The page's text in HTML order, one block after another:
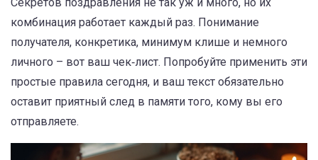
комбинация работает каждый раз. Понимание
получателя, конкретика, минимум клише и немного
личного – вот ваш чек‑лист. Попробуйте применить эти
простые правила сегодня, и ваш текст обязательно
оставит приятный след в памяти того, кому вы его
отправляете.